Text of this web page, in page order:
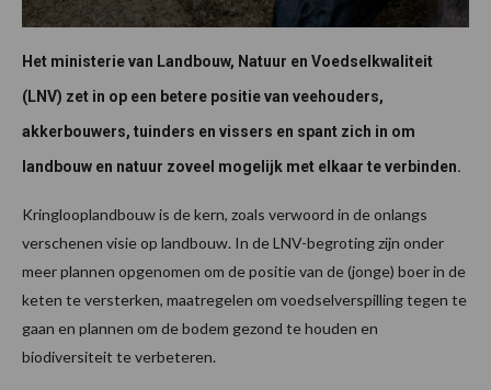
Het ministerie van Landbouw, Natuur en Voedselkwaliteit
(LNV) zet in op een betere positie van veehouders,
akkerbouwers, tuinders en vissers en spant zich in om
landbouw en natuur zoveel mogelijk met elkaar te verbinden.
Kringlooplandbouw is de kern, zoals verwoord in de onlangs
verschenen visie op landbouw. In de LNV-begroting zijn onder
meer plannen opgenomen om de positie van de (jonge) boer in de
keten te versterken, maatregelen om voedselverspilling tegen te
gaan en plannen om de bodem gezond te houden en
biodiversiteit te verbeteren.